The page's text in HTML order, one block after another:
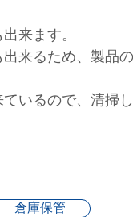
来ます。
来るため、製品
いるので、清掃し
倉庫保管